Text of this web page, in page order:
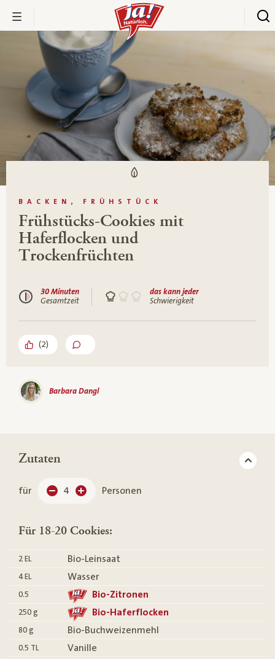
BACKEN, FRÜHSTÜCK
Frühstücks-Cookies mit
Haferflocken und
Trockenfrüchten
30 Minuten
Gesamtzeit
das kann jeder
Schwierigkeit
(2)
Barbara Dangl
Zutaten
für 4 Personen
Für 18-20 Cookies:
2 EL Bio-Leinsaat
4 EL Wasser
0.5 Bio-Zitronen
250 g Bio-Haferflocken
80 g Bio-Buchweizenmehl
0.5 TL Vanille